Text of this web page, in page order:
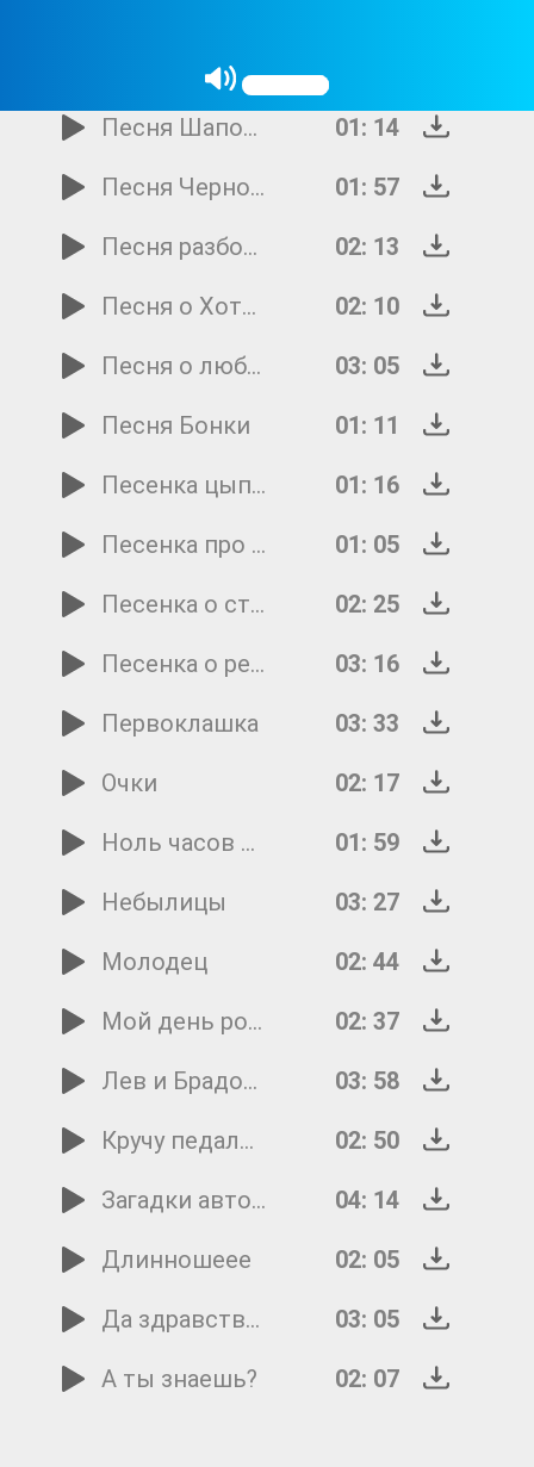
Песня Шапокляк
01: 14
Песня Черного Кота
01: 57
Песня разбойников
02: 13
Песня о Хоттабыче
02: 10
Песня о любознательном щенке
03: 05
Песня Бонки
01: 11
Песенка цыплят
01: 16
Песенка про Машу
01: 05
Песенка о стране Мульти-пульти
02: 25
Песенка о ремонте
03: 16
Первоклашка
03: 33
Очки
02: 17
Ноль часов ноль минут
01: 59
Небылицы
03: 27
Молодец
02: 44
Мой день рождения
02: 37
Лев и Брадобрей
03: 58
Кручу педали, кручу
02: 50
Загадки автомобиля
04: 14
Длинношеее
02: 05
Да здравствует сюрприз
03: 05
А ты знаешь?
02: 07